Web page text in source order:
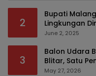
2
Bupati
Lingkungan
Modus
June 2, 2025
3
Balon Udara
Blitar, Satu
Serius
May 27, 2026